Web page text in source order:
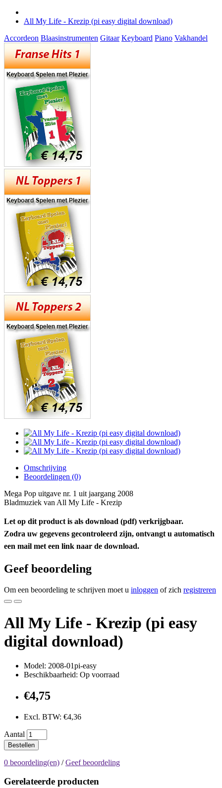
All My Life - Krezip (pi easy digital download)
Accordeon Blaasinstrumenten Gitaar Keyboard Piano Vakhandel
Omschrijving
Beoordelingen (0)
Mega Pop uitgave nr. 1 uit jaargang 2008
Bladmuziek van All My Life - Krezip
Let op dit product is als download (pdf) verkrijgbaar.
Zodra uw gegevens gecontroleerd zijn, ontvangt u automatisch
een mail met een link naar de download.
Geef beoordeling
Om een beoordeling te schrijven moet u inloggen of zich registreren
All My Life - Krezip (pi easy
digital download)
Model: 2008-01pi-easy
Beschikbaarheid: Op voorraad
€4,75
Excl. BTW: €4,36
Aantal
Bestellen
0 beoordeling(en) /Geef beoordeling
Gerelateerde producten